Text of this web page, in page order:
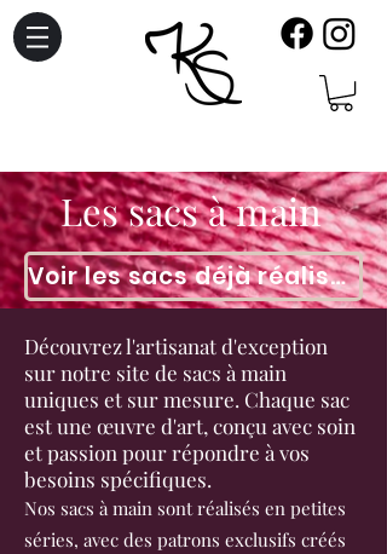
Les sacs à main
Voir les sacs déjà réalisés
Découvrez l'artisanat d'exception
sur notre site de sacs à main
uniques et sur mesure. Chaque sac
est une œuvre d'art, conçu avec soin
et passion pour répondre à vos
besoins spécifiques.
Nos sacs à main sont réalisés en petites
séries, avec des patrons exclusifs créés